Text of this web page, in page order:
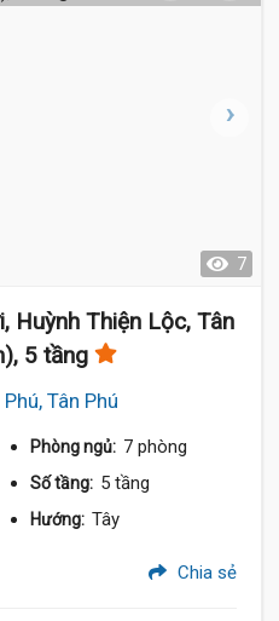
7
Huỳnh Thiện Lộc, Tân
5 tầng
Tân Phú
Phòng ngủ: 7 phòng
Số tầng: 5 tầng
Hướng: Tây
Chia sẻ